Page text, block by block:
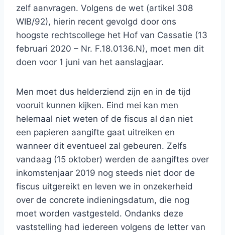
zelf aanvragen. Volgens de wet (artikel 308
WIB/92), hierin recent gevolgd door ons
hoogste rechtscollege het Hof van Cassatie (13
februari 2020 – Nr. F.18.0136.N), moet men dit
doen voor 1 juni van het aanslagjaar.
Men moet dus helderziend zijn en in de tijd
vooruit kunnen kijken. Eind mei kan men
helemaal niet weten of de fiscus al dan niet
een papieren aangifte gaat uitreiken en
wanneer dit eventueel zal gebeuren. Zelfs
vandaag (15 oktober) werden de aangiftes over
inkomstenjaar 2019 nog steeds niet door de
fiscus uitgereikt en leven we in onzekerheid
over de concrete indieningsdatum, die nog
moet worden vastgesteld. Ondanks deze
vaststelling had iedereen volgens de letter van